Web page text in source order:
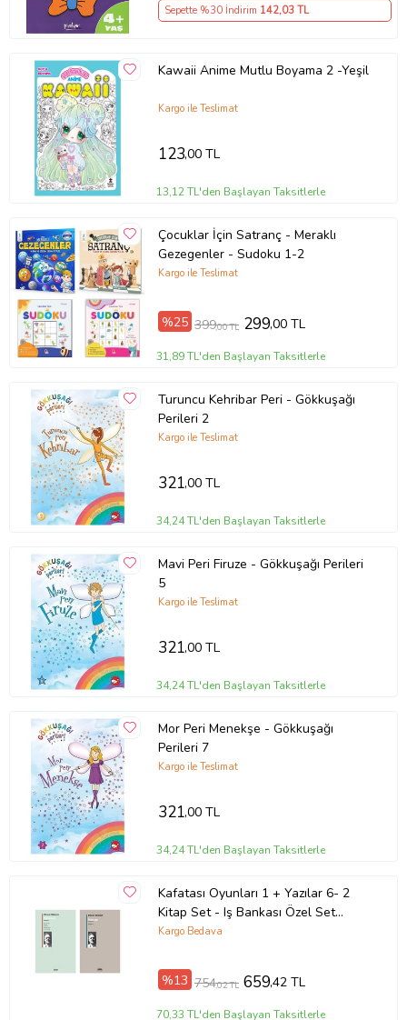
Çocuğun hem eğlensin hem gelişsin!
💥 Şimdi sipariş ver, bu eğlenceyi kaçırma!
Sepette %30 İndirim 142,03 TL
Kawaii Anime Mutlu Boyama 2 -Yeşil
Kargo ile Teslimat
123,00 TL
13,12 TL'den Başlayan Taksitlerle
Çocuklar İçin Satranç - Meraklı
Gezegenler - Sudoku 1-2
Kargo ile Teslimat
%25 399,00 TL 299,00 TL
31,89 TL'den Başlayan Taksitlerle
Turuncu Kehribar Peri - Gökkuşağı
Perileri 2
Kargo ile Teslimat
321,00 TL
34,24 TL'den Başlayan Taksitlerle
Mavi Peri Firuze - Gökkuşağı Perileri
5
Kargo ile Teslimat
321,00 TL
34,24 TL'den Başlayan Taksitlerle
Mor Peri Menekşe - Gökkuşağı
Perileri 7
Kargo ile Teslimat
321,00 TL
34,24 TL'den Başlayan Taksitlerle
Kafatası Oyunları 1 + Yazılar 6- 2
Kitap Set - Iş Bankası Özel Set
Kafatası Oyunları 1 Kitabı
Kargo Bedava
%13 754,02 TL 659,42 TL
70,33 TL'den Başlayan Taksitlerle